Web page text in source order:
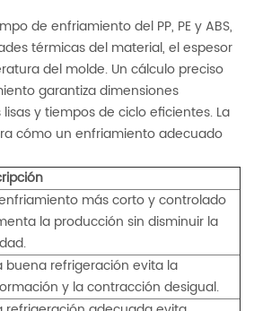
de enfriamiento del PP, PE y ABS,
térmicas del material, el espesor
del molde. Un cálculo preciso
garantiza dimensiones
y tiempos de ciclo eficientes. La
cómo un enfriamiento adecuado
más corto y controlado
la producción sin disminuir la
buena refrigeración evita la
y la contracción desigual.